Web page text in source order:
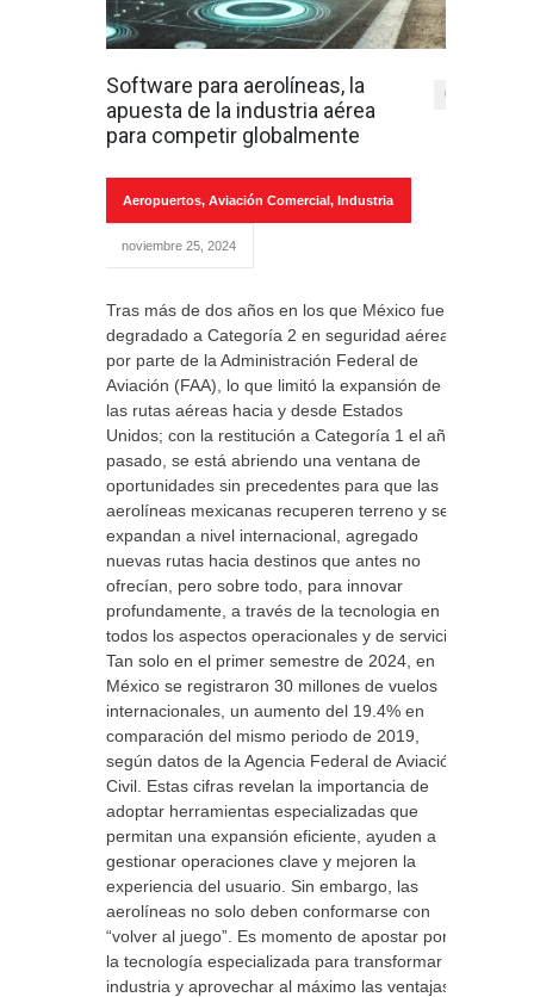
Software para aerolíneas, la
apuesta de la industria aérea
para competir globalmente
0
Aeropuertos, Aviación Comercial, Industria
noviembre 25, 2024
Tras más de dos años en los que México fue
degradado a Categoría 2 en seguridad aérea,
por parte de la Administración Federal de
Aviación (FAA), lo que limitó la expansión de
las rutas aéreas hacia y desde Estados
Unidos; con la restitución a Categoría 1 el año
pasado, se está abriendo una ventana de
oportunidades sin precedentes para que las
aerolíneas mexicanas recuperen terreno y se
expandan a nivel internacional, agregado
nuevas rutas hacia destinos que antes no
ofrecían, pero sobre todo, para innovar
profundamente, a través de la tecnologia en
todos los aspectos operacionales y de servicio.
Tan solo en el primer semestre de 2024, en
México se registraron 30 millones de vuelos
internacionales, un aumento del 19.4% en
comparación del mismo periodo de 2019,
según datos de la Agencia Federal de Aviación
Civil. Estas cifras revelan la importancia de
adoptar herramientas especializadas que
permitan una expansión eficiente, ayuden a
gestionar operaciones clave y mejoren la
experiencia del usuario. Sin embargo, las
aerolíneas no solo deben conformarse con
“volver al juego”. Es momento de apostar por
la tecnología especializada para transformar la
industria y aprovechar al máximo las ventajas